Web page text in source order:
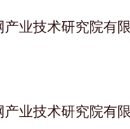
业技术研究院有
业技术研究院有